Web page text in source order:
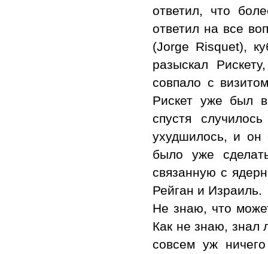
ответил, что
ответил на все
(Jorge Risquet),
разыскал
совпало с
Рискет уже был
спустя
ухудшилось, и он
было уже
связанную с
Рейган и Израиль.
Не знаю, что
Как не знаю, знал
совсем уж